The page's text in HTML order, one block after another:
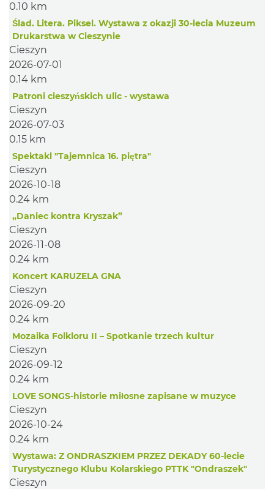
0.10 km
Ślad. Litera. Piksel. Wystawa z okazji 30-lecia Muzeum
Drukarstwa w Cieszynie
Cieszyn
2026-07-01
0.14 km
Patroni cieszyńskich ulic - wystawa
Cieszyn
2026-07-03
0.15 km
Spektakl "Tajemnica 16. piętra"
Cieszyn
2026-10-18
0.24 km
„Daniec kontra Kryszak”
Cieszyn
2026-11-08
0.24 km
Koncert KARUZELA GNA
Cieszyn
2026-09-20
0.24 km
Mozaika Folkloru II – Spotkanie trzech kultur
Cieszyn
2026-09-12
0.24 km
LOVE SONGS-historie miłosne zapisane w muzyce
Cieszyn
2026-10-24
0.24 km
Wystawa: Z ONDRASZKIEM PRZEZ DEKADY 60-lecie
Turystycznego Klubu Kolarskiego PTTK "Ondraszek"
Cieszyn